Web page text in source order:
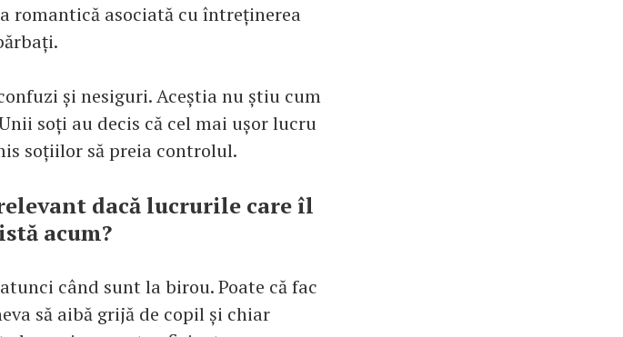
romantică asociată cu întreținerea
și nesiguri. Aceștia nu știu cum
soți au decis că cel mai ușor lucru
soțiilor să preia controlul.
dacă lucrurile care îl
acum?
când sunt la birou. Poate că fac
să aibă grijă de copil și chiar